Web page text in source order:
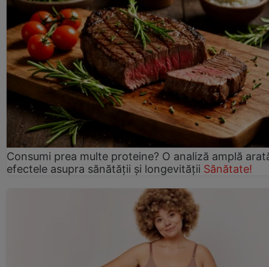
Consumi prea multe proteine? O analiză amplă
efectele asupra sănătății și longevității Sănătate!